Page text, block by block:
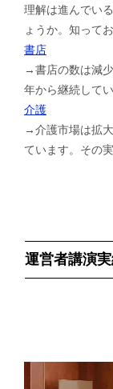
理解は進んでい
ょうか。知って
書店
→書店の数は減
年から継続して
介護
→介護市場は拡
ています。その
運営者講演